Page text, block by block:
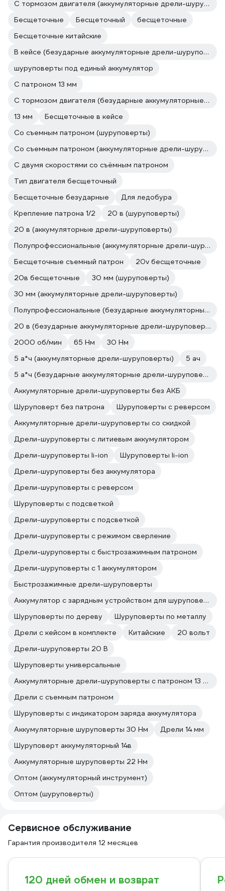
С тормозом двигателя (аккумуляторные дрели-шуруповерты)
Бесщеточные
Бесщеточный
бесщеточные
Бесщеточные китайские
В кейсе (безударные аккумуляторные дрели-шуруповерты)
шуруповерты под единый аккумулятор
С патроном 13 мм
С тормозом двигателя (безударные аккумуляторные дрели-шуруповерты)
13 мм
Бесщеточные в кейсе
Со съемным патроном (шуруповерты)
Со съемным патроном (аккумуляторные дрели-шуруповерты)
С двумя скоростями со съёмным патроном
Тип двигателя бесщеточный
Бесщеточные безударные
Для ледобура
Крепление патрона 1/2
20 в (шуруповерты)
20 в (аккумуляторные дрели-шуруповерты)
Полупрофессиональные (аккумуляторные дрели-шуруповерты)
Бесщеточные съемный патрон
20v бесщеточные
20в бесщеточные
30 мм (шуруповерты)
30 мм (аккумуляторные дрели-шуруповерты)
Полупрофессиональные (безударные аккумуляторные дрели-шуруповерты)
20 в (безударные аккумуляторные дрели-шуруповерты)
2000 об/мин
65 Нм
30 Нм
5 а*ч (аккумуляторные дрели-шуруповерты)
5 ач
5 а*ч (безударные аккумуляторные дрели-шуруповерты)
Аккумуляторные дрели-шуруповерты без АКБ
Шуруповерт без патрона
Шуруповерты с реверсом
Аккумуляторные дрели-шуруповерты со скидкой
Дрели-шуруповерты с литиевым аккумулятором
Дрели-шуруповерты li-ion
Шуруповерты li-ion
Дрели-шуруповерты без аккумулятора
Дрели-шуруповерты с реверсом
Шуруповерты с подсветкой
Дрели-шуруповерты с подсветкой
Дрели-шуруповерты с режимом сверление
Дрели-шуруповерты с быстрозажимным патроном
Дрели-шуруповерты с 1 аккумулятором
Быстрозажимные дрели-шуруповерты
Аккумулятор с зарядным устройством для шуруповерта
Шуруповерты по дереву
Шуруповерты по металлу
Дрели с кейсом в комплекте
Китайские
20 вольт
Дрели-шуруповерты 20 В
Шуруповерты универсальные
Аккумуляторные дрели-шуруповерты с патроном 13 мм
Дрели с съемным патроном
Шуруповерты с индикатором заряда аккумулятора
Аккумуляторные шуруповерты 30 Нм
Дрели 14 мм
Шуруповерт аккумуляторный 14в
Аккумуляторные шуруповерты 22 Нм
Оптом (аккумуляторный инструмент)
Оптом (шуруповерты)
Сервисное обслуживание
Гарантия производителя 12 месяцев
120 дней обмен и возврат